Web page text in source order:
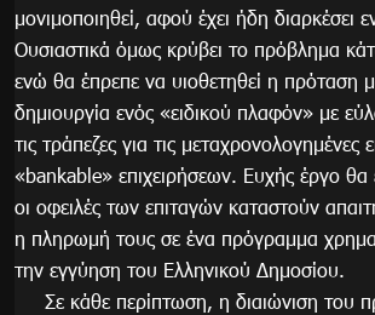
μονιμοποιηθεί, αφού έχει ήδη διαρκέσει
Ουσιαστικά όμως κρύβει το πρόβλημα
ενώ θα έπρεπε να υιοθετηθεί η πρόταση
δημιουργία ενός «ειδικού πλαφόν» με
τις τράπεζες για τις μεταχρονολογημένες
«bankable» επιχειρήσεων. Ευχής έργο θα
οι οφειλές των επιταγών καταστούν
η πληρωμή τους σε ένα πρόγραμμα
την εγγύηση του Ελληνικού Δημοσίου.
Σε κάθε περίπτωση, η διαιώνιση του